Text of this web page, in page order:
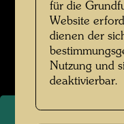
Hundertwasser
für die
Website
dienen der
Nutzung und
deaktivierbar.